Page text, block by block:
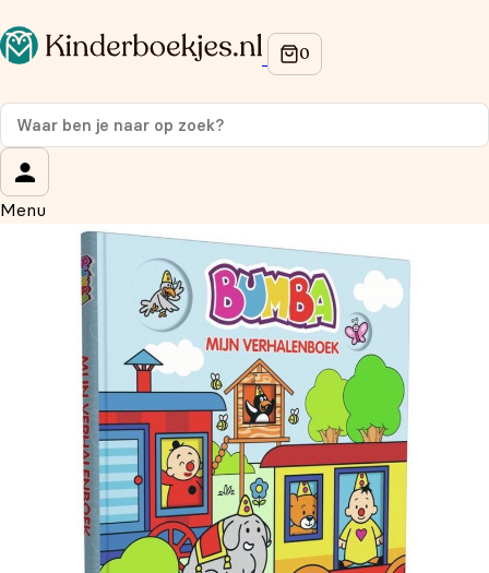
Menu
Op de hoogte blijven van onze acties?
Meld je aan voor onze nieuwsbrief en ontvang
korting
Wat is je voornaam?
Wat is je e-mailadres?
Aanmelden
We gebruiken je gegevens om contact op te nemen, in
overeenstemming met onsprivacybeleid.